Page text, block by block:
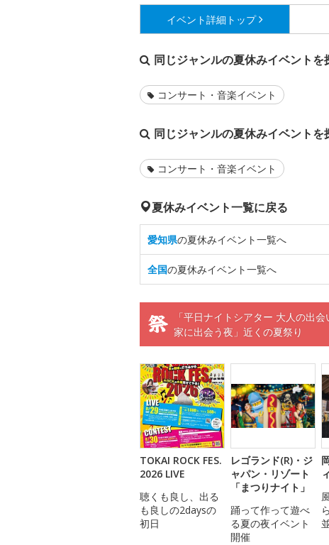
イベント詳細 トップ
同じジャンルの夏休みイベントを
コンサート・音楽イベント
同じジャンルの夏休みイベントを
コンサート・音楽イベント
夏休みイベント一覧に戻る
愛知県の夏休みイベント一覧へ
全国の夏休みイベント一覧へ
「平日ナイトシアター 大人の出
家に出会う夜」近くの夏祭り
TOKAI ROCK FES.
2026 LIVE
聴くも良し、出る
も良しの2daysの
初日
レゴランド(R)・ジ
ャパン・リゾート
「まつりナイト」
踊って作って遊べ
る夏の夜イベント
開催